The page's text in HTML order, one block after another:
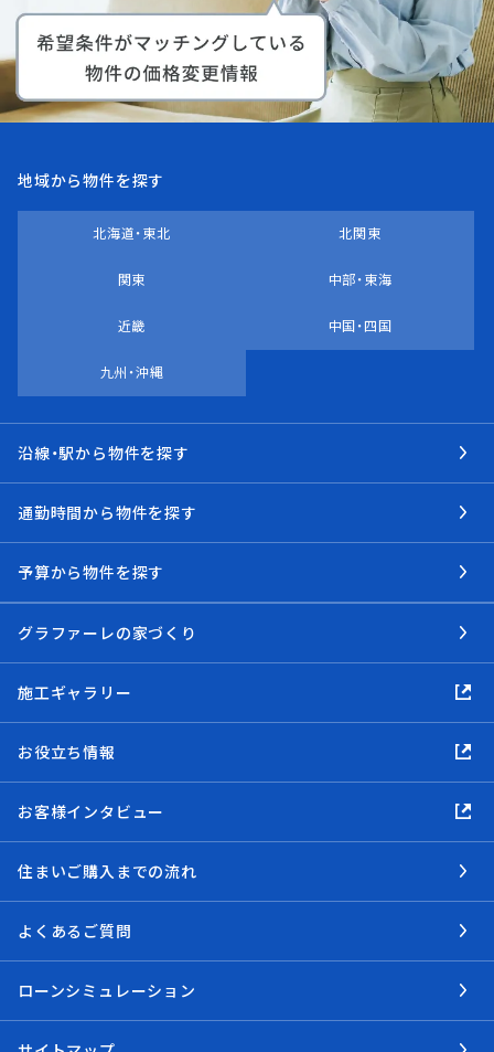
地域から物件を探す
北海道・東北 北関東
関東 中部・東海
近畿 中国・四国
九州・沖縄
沿線・駅から物件を探す
通勤時間から物件を探す
予算から物件を探す
グラファーレの家づくり
施工ギャラリー
お役立ち情報
お客様インタビュー
住まいご購入までの流れ
よくあるご質問
ローンシミュレーション